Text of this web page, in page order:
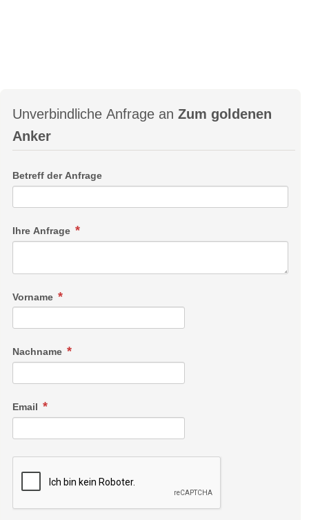
Unverbindliche Anfrage an Zum goldenen
Anker
Betreff der Anfrage
Ihre Anfrage
Vorname
Nachname
Email